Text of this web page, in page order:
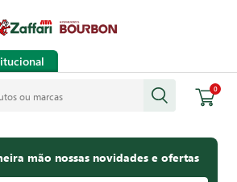
0
mão nossas novidades e ofertas